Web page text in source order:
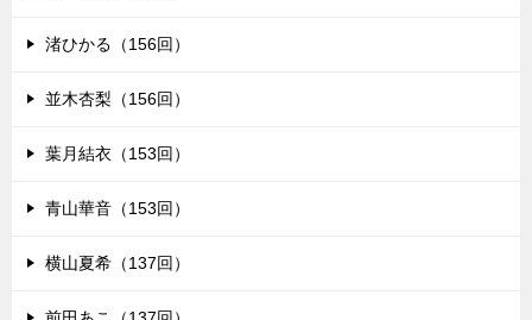
渚ひかる（156回）
並木杏梨（156回）
葉月結衣（153回）
青山華音（153回）
横山夏希（137回）